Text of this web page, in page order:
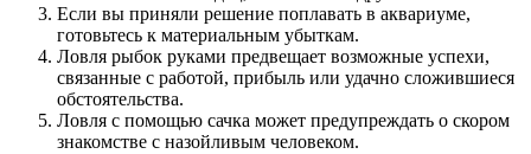
Если вы приняли решение поплавать в аквариуме,
готовьтесь к материальным убыткам.
Ловля рыбок руками предвещает возможные успехи,
связанные с работой, прибыль или удачно сложившиеся
обстоятельства.
Ловля с помощью сачка может предупреждать о скором
знакомстве с назойливым человеком.